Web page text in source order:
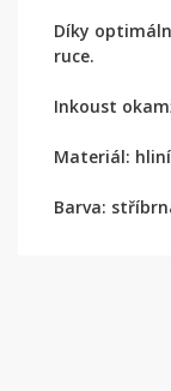
Díky
ruce.
Inkoust
Materiál:
Barva: